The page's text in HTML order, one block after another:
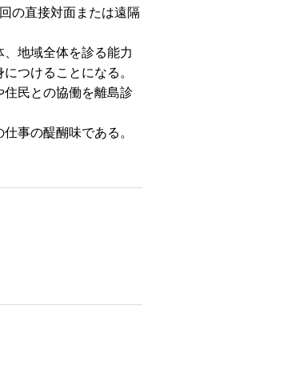
の直接対面または遠隔
地域全体を診る能力
つけることになる。
民との協働を離島診
事の醍醐味である。